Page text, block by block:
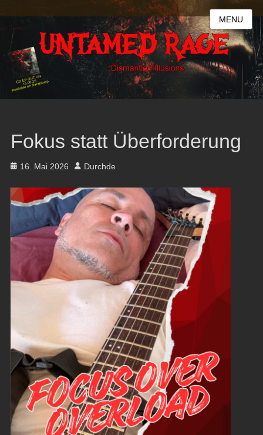
MENU
Fokus statt Überforderung
Posted
16. Mai 2026 Author
Durchde